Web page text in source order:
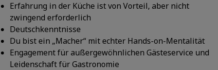
Erfahrung in der Küche ist von Vorteil, aber nicht
zwingend erforderlich
Deutschkenntnisse
Du bist ein „Macher“ mit echter Hands-on-Mentalität
Engagement für außergewöhnlichen Gästeservice und
Leidenschaft für Gastronomie